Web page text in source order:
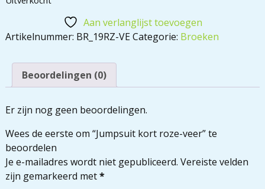
Aan verlanglijst toevoegen
Artikelnummer: BR_19RZ-VECategorie: Broeken
Beoordelingen (0)
Er zijn nog geen beoordelingen.
Wees de eerste om “Jumpsuit kort roze-veer” te
beoordelen
Je e-mailadres wordt niet gepubliceerd. Vereiste velden
zijn gemarkeerd met*